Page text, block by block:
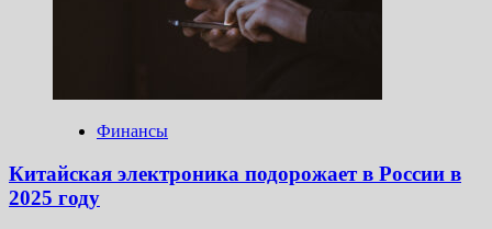
Финансы
Китайская электроника подорожает в России в
2025 году